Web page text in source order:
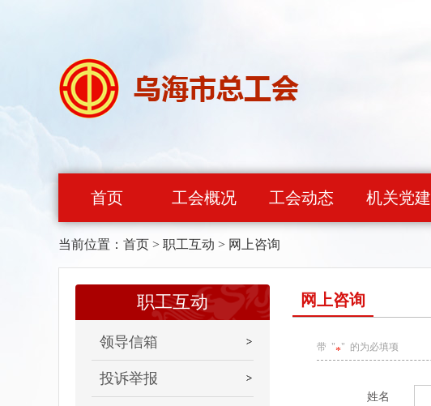
首页 工会概况 工会动态 机关党建
当前位置： 首页 > 职工互动 > 网上咨询
职工互动
领导信箱
投诉举报
网上咨询
带 "*" 的为必填项
姓名